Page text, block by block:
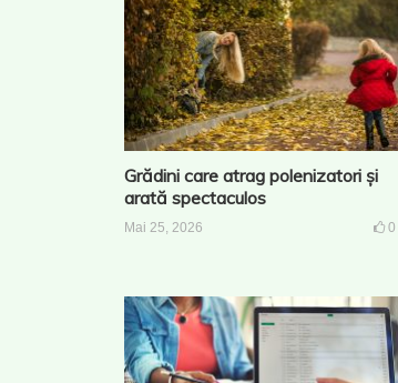
Grădini care atrag polenizatori și
arată spectaculos
Mai 25, 2026 0